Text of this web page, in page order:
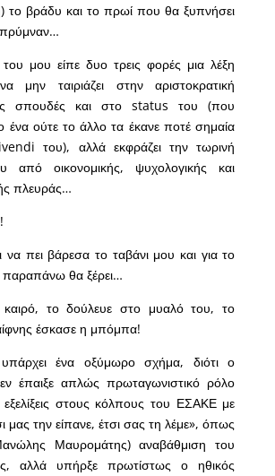
το βράδυ και το πρωί που θα ξυπνήσει
μου είπε δυο τρεις φορές μια λέξη
μην ταιριάζει στην αριστοκρατική
σπουδές και στο status του (που
ένα ούτε το άλλο τα έκανε ποτέ σημαία
του), αλλά εκφράζει την τωρινή
από οικονομικής, ψυχολογικής και
πλευράς…
πει βάρεσα το ταβάνι μου και για το
παραπάνω θα ξέρει…
το δούλευε στο μυαλό του, το
έσκασε η μπόμπα!
ένα οξύμωρο σχήμα, διότι ο
έπαιξε απλώς πρωταγωνιστικό ρόλο
εξελίξεις στους κόλπους του ΕΣΑΚΕ με
μας την είπανε, έτσι σας τη λέμε», όπως
Μαυρομάτης) αναβάθμιση του
αλλά υπήρξε πρωτίστως ο ηθικός